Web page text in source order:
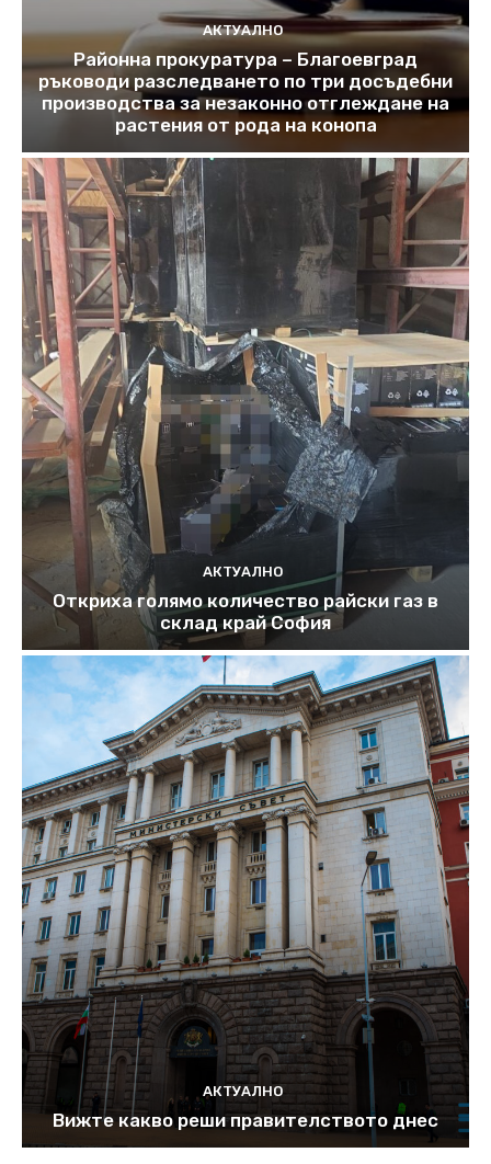
АКТУАЛНО
Районна прокуратура – Благоевград
ръководи разследването по три досъдебни
производства за незаконно отглеждане на
растения от рода на конопа
АКТУАЛНО
Откриха голямо количество райски газ в
склад край София
АКТУАЛНО
Вижте какво реши правителството днес